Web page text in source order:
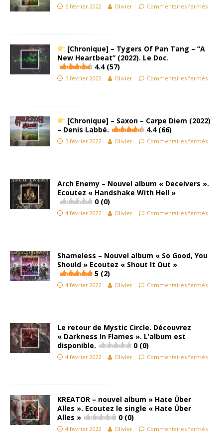
6 février 2022 Olivier Commentaires fermés
[Chronique] – Tygers Of Pan Tang – “A
New Heartbeat” (2022). Le Doc.
4.4 (57)
5 février 2022 Olivier Commentaires fermés
[Chronique] – Saxon – Carpe Diem (2022)
– Denis Labbé.
4.4 (66)
5 février 2022 Olivier Commentaires fermés
Arch Enemy – Nouvel album « Deceivers ».
Ecoutez « Handshake With Hell »
0 (0)
4 février 2022 Olivier Commentaires fermés
Shameless – Nouvel album « So Good, You
Should » Ecoutez « Shout It Out »
5 (2)
4 février 2022 Olivier Commentaires fermés
Le retour de Mystic Circle. Découvrez
« Darkness In Flames ». L’album est
disponible.
0 (0)
4 février 2022 Olivier Commentaires fermés
KREATOR – nouvel album » Hate Über
Alles ». Ecoutez le single « Hate Über
Alles »
0 (0)
4 février 2022 Olivier Commentaires fermés